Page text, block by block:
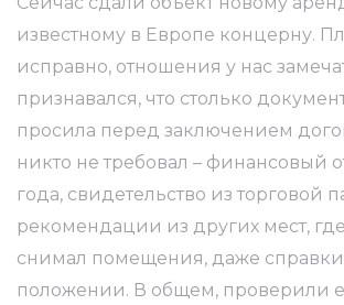
известному в Европе концерну.
исправно, отношения у нас
признавался, что столько
просила перед заключением
никто не требовал – финансовый
года, свидетельство из торговой
рекомендации из других мест,
снимал помещения, даже
положении. В общем, проверили